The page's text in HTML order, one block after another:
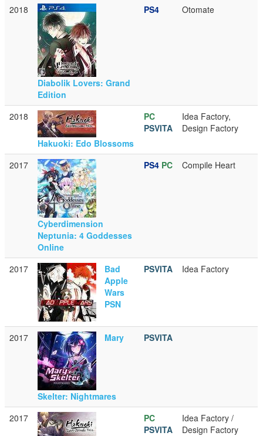
2018
Diabolik Lovers: Grand
Edition
PS4 Otomate
2018
Hakuoki: Edo Blossoms
PC
PSVITA
Idea Factory,
Design Factory
2017
Cyberdimension
Neptunia: 4 Goddesses
Online
PS4 PC Compile Heart
2017
Bad
Apple
Wars
PSN
PSVITA Idea Factory
2017 Mary
Skelter: Nightmares
PSVITA
2017
PC
PSVITA
Idea Factory /
Design Factory